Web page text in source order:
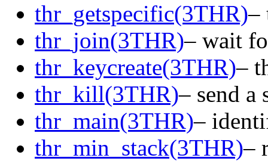
thr_getspecific(3THR)–
thr_join(3THR)– wait
thr_keycreate(3THR)–
thr_kill(3THR)– send a
thr_main(3THR)–
thr_min_stack(3THR)–